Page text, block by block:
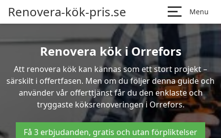
Renovera-kök-pris.se Menu
Renovera kök i Orrefors
Att renovera kök kan kännas som ett stort projekt –
särskilt i offertfasen. Men om du följer denna guide och
använder vår offerttjänst får du den enklaste och
tryggaste köksrenoveringen i Orrefors.
Få 3 erbjudanden, gratis och utan förpliktelser